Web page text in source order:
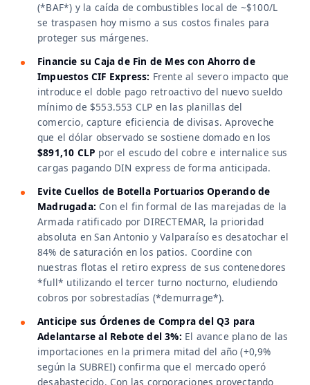
(*BAF*) y la caída de combustibles local de ~$100/L
se traspasen hoy mismo a sus costos finales para
proteger sus márgenes.
Financie su Caja de Fin de Mes con Ahorro de
Impuestos CIF Express: Frente al severo impacto que
introduce el doble pago retroactivo del nuevo sueldo
mínimo de $553.553 CLP en las planillas del
comercio, capture eficiencia de divisas. Aproveche
que el dólar observado se sostiene domado en los
$891,10 CLP por el escudo del cobre e internalice sus
cargas pagando DIN express de forma anticipada.
Evite Cuellos de Botella Portuarios Operando de
Madrugada: Con el fin formal de las marejadas de la
Armada ratificado por DIRECTEMAR, la prioridad
absoluta en San Antonio y Valparaíso es desatochar el
84% de saturación en los patios. Coordine con
nuestras flotas el retiro express de sus contenedores
*full* utilizando el tercer turno nocturno, eludiendo
cobros por sobrestadías (*demurrage*).
Anticipe sus Órdenes de Compra del Q3 para
Adelantarse al Rebote del 3%: El avance plano de las
importaciones en la primera mitad del año (+0,9%
según la SUBREI) confirma que el mercado operó
desabastecido. Con las corporaciones proyectando